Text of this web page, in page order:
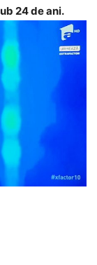
24 de ani.